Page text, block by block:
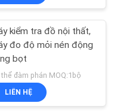
kiểm tra đồ nội thất,
đo độ mỏi nén động
bọt
thể đàm phán MOQ:1bộ
LIÊN HỆ